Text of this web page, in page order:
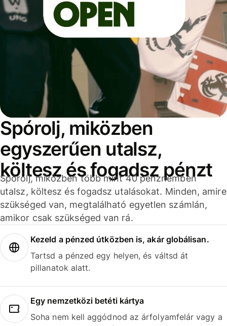
Spórolj, miközben
egyszerűen utalsz,
költesz és fogadsz pénzt
Spórolj, miközben több mint 40 pénznemben
utalsz, költesz és fogadsz utalásokat. Minden, amire
szükséged van, megtalálható egyetlen számlán,
amikor csak szükséged van rá.
Kezeld a pénzed útközben is, akár globálisan.
Tartsd a pénzed egy helyen, és váltsd át
pillanatok alatt.
Egy nemzetközi betéti kártya
Soha nem kell aggódnod az árfolyamfelár vagy a